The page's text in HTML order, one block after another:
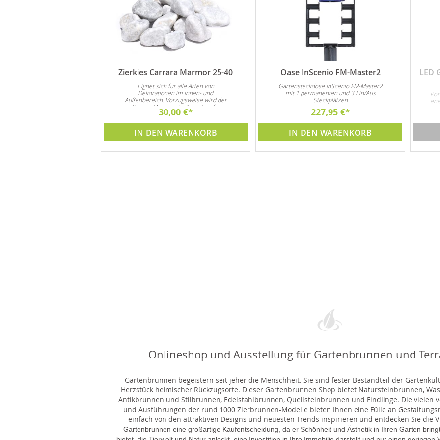
Zierkies Carrara Marmor 25-40
Eignet sich für alle Arten von
Dekorationen im Innen- und
Außenbereich. Vorzugsweise wird der
Carrara Marmor als Dekostein für
Steingarten und natürlich auch als
30,00 €
IN DEN WARENKORB
Oase InScenio FM-Master2
Gartensteckdose InScenio FM-Master2
mit 1 permanenten und 3 Ein/Aus
Steckplätzen
227,95 €
IN DEN WARENKORB
LED
Onlineshop und Ausstellung für Gartenbrunnen und
Gartenbrunnen begeistern seit jeher die Menschheit. Sie sind fester Bestandteil der
Herzstück heimischer Rückzugsorte. Dieser Gartenbrunnen Shop bietet Natursteinbrunnen,
Antikbrunnen und Stilbrunnen, Edelstahlbrunnen, Quellsteinbrunnen und Findlinge. Die vielen
und Ausführungen der rund 1000 Zierbrunnen-Modelle bieten Ihnen eine Fülle an
einfach von den attraktiven Designs und neuesten Trends inspirieren und entdecken Sie die
Gartenbrunnen eine großartige Kaufentscheidung, da er Schönheit und Ästhetik in Ihren Garten